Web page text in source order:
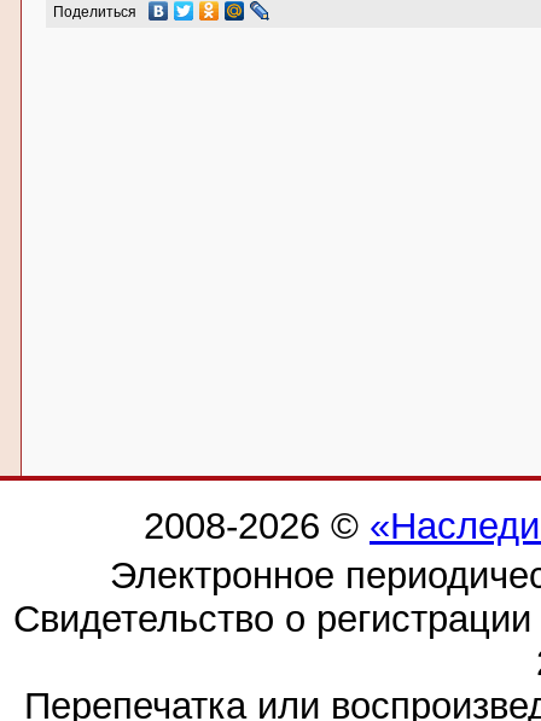
Поделиться
2008-2026 ©
Электронное
Свидетельство о
Перепечатка или